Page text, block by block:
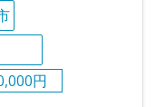
円